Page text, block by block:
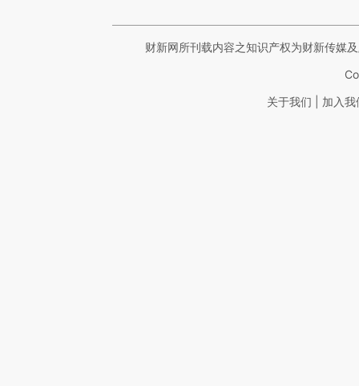
财新网所刊载内容之知识产权为财新传媒
关于我们 加入我